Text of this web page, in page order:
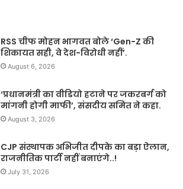
RSS चीफ मोहन भागवत बोले ‘Gen-Z की
शिकायत सही, वे देश-विरोधी नहीं’.
August 6, 2026
‘प्रधानमंत्री का वीडियो हटाने पर जकरबर्ग को
मांगनी होगी माफी’, संसदीय समित ने कहा.
August 3, 2026
CJP संस्थापक अभिजीत दीपके का बड़ा ऐलान,
राजनीतिक पार्टी नहीं बनाएंगे..!
July 31, 2026